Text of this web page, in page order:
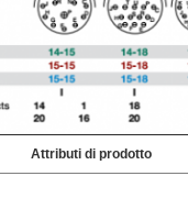
Attributi di prodotto